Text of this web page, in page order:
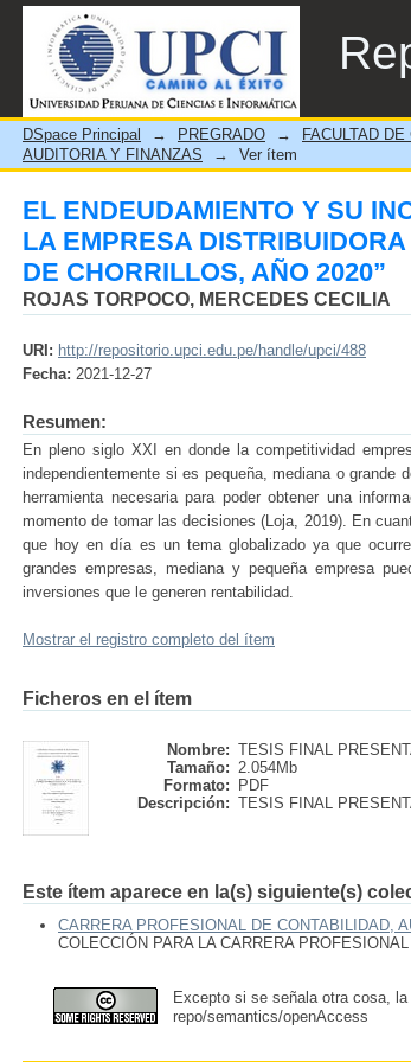
EL ENDEUDAMIENTO Y
DISTRIBUIDORA PACI,
DSpace Principal → PREGRADO → FACULTAD
AUDITORIA Y FINANZAS
→ Ver ítem
EL ENDEUDAMIENTO Y SU
LA EMPRESA
DE CHORRILLOS, AÑO 2020”
ROJAS TORPOCO, MERCEDES CECILIA
URI: http://repositorio.upci.edu.pe/handle/upci/488
Fecha: 2021-12-27
Resumen:
En pleno siglo XXI en donde la competitividad
independientemente si es pequeña, mediana o grande
herramienta necesaria para poder obtener una
momento de tomar las decisiones (Loja, 2019). En
que hoy en día es un tema globalizado ya que
grandes empresas, mediana y pequeña empresa
inversiones que le generen rentabilidad.
Mostrar el registro completo del ítem
Ficheros en el ítem
Nombre: TESIS FINAL
Tamaño: 2.054Mb
Formato:
PDF
Descripción: TESIS FINAL
Este ítem aparece en la(s) siguiente(s)
CARRERA PROFESIONAL DE CONTABILIDAD,
COLECCIÓN PARA LA CARRERA
Excepto si se señala otra cosa,
repo/semantics/openAccess